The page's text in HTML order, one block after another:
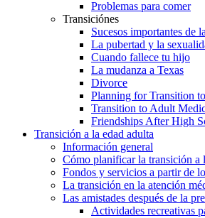
Problemas para comer
Transiciónes
Sucesos importantes de
La pubertad y la
Cuando fallece tu hijo
La mudanza a Texas
Divorce
Planning for Transition
Transition to Adult
Friendships After High
Transición a la edad adulta
Información general
Cómo planificar la transición a
Fondos y servicios a partir de
La transición en la atención
Las amistades después de la
Actividades recreativas